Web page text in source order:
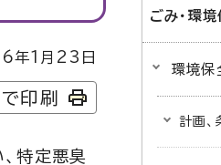
1月23日
印刷
特定悪臭
ごみ・環
環境保
計画、